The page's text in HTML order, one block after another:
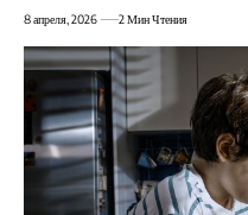
8 апреля, 2026 2 Мин Чтения